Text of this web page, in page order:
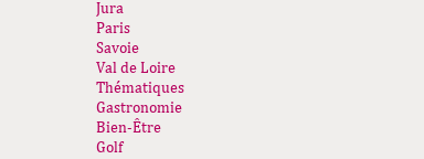
Jura
Paris
Savoie
Val de Loire
Thématiques
Gastronomie
Bien-Être
Golf